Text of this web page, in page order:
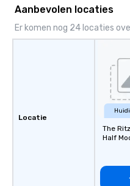
Aanbevolen locaties
Er komen nog 24 locaties
Locatie
The
Half